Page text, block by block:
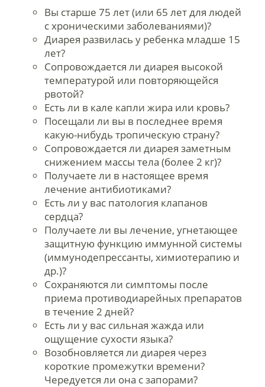
Вы старше 75 лет (или 65 лет для людей
с хроническими заболеваниями)?
Диарея развилась у ребенка младше 15
лет?
Сопровождается ли диарея высокой
температурой или повторяющейся
рвотой?
Есть ли в кале капли жира или кровь?
Посещали ли вы в последнее время
какую-нибудь тропическую страну?
Сопровождается ли диарея заметным
снижением массы тела (более 2 кг)?
Получаете ли в настоящее время
лечение антибиотиками?
Есть ли у вас патология клапанов
сердца?
Получаете ли вы лечение, угнетающее
защитную функцию иммунной системы
(иммунодепрессанты, химиотерапию и
др.)?
Сохраняются ли симптомы после
приема противодиарейных препаратов
в течение 2 дней?
Есть ли у вас сильная жажда или
ощущение сухости языка?
Возобновляется ли диарея через
короткие промежутки времени?
Чередуется ли она с запорами?